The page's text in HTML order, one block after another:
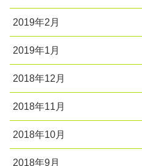
2019年2月
2019年1月
2018年12月
2018年11月
2018年10月
2018年9月